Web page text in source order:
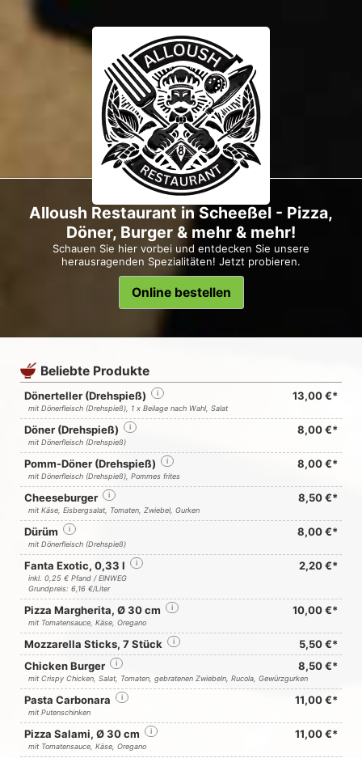
Alloush Restaurant in Scheeßel - Pizza,
Döner, Burger & mehr & mehr!
Schauen Sie hier vorbei und entdecken Sie unsere
herausragenden Spezialitäten! Jetzt probieren.
Online bestellen
Beliebte Produkte
Dönerteller (Drehspieß) i 13,00 €*
mit Dönerfleisch (Drehspieß), 1 x Beilage nach Wahl, Salat
Döner (Drehspieß) i 8,00 €*
mit Dönerfleisch (Drehspieß)
Pomm-Döner (Drehspieß) i 8,00 €*
mit Dönerfleisch (Drehspieß), Pommes frites
Cheeseburger i 8,50 €*
mit Käse, Eisbergsalat, Tomaten, Zwiebel, Gurken
Dürüm i 8,00 €*
mit Dönerfleisch (Drehspieß)
Fanta Exotic, 0,33 l i 2,20 €*
inkl. 0,25 € Pfand / EINWEG
Grundpreis: 6,16 €/Liter
Pizza Margherita, Ø 30 cm i 10,00 €*
mit Tomatensauce, Käse, Oregano
Mozzarella Sticks, 7 Stück i
5,50 €*
Chicken Burger
i 8,50 €*
mit Crispy Chicken, Salat, Tomaten, gebratenen Zwiebeln, Rucola, Gewürzgurken
Pasta Carbonara i 11,00 €*
mit Putenschinken
Pizza Salami, Ø 30 cm i 11,00 €*
mit Tomatensauce, Käse, Oregano